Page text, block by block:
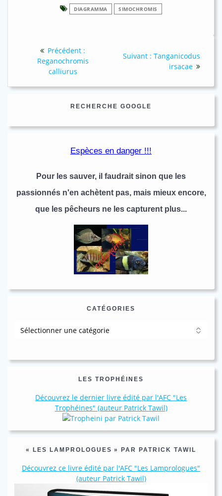
DIAGRAMMA SIMOCHROMIS
Navigation
l’article
Précédent :
précédent
Reganochromis
calliurus
Suivant : Article
suivant
Tanganicodus
irsacae
RECHERCHE GOOGLE
Espèces en danger !!!
Pour les sauver, il faudrait sinon que les
passionnés n'en achètent pas, mais mieux encore,
que les pêcheurs ne les capturent plus...
CATÉGORIES
LES TROPHÉINES
Découvrez le dernier livre édité par l'AFC "Les
Trophéines" (auteur Patrick Tawil)
« LES LAMPROLOGUES » PAR PATRICK TAWIL
Découvrez ce livre édité par l'AFC "Les Lamprologues"
(auteur Patrick Tawil)